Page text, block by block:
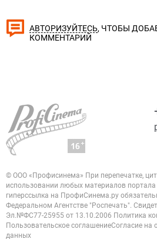
АВТОРИЗУЙТЕСЬ, ЧТОБЫ
КОММЕНТАРИЙ
© ООО «Профисинема» При перепечатке,
использовании любых материалов портала
гиперссылка на ПрофиСинема.ру
Федеральном Агентстве "Роспечать".
Эл.№ФС77-25955 от 13.10.2006 Политика
Пользовательское соглашениеСогласие на
данных